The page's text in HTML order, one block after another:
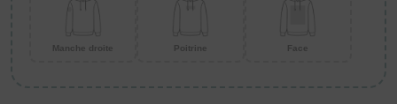
Manche droite Poitrine Face